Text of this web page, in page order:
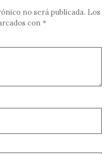
no será publicada. Los
con *